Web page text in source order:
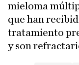
mieloma
que han
tratamiento
y son